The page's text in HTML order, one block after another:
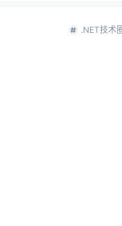
.NET技术